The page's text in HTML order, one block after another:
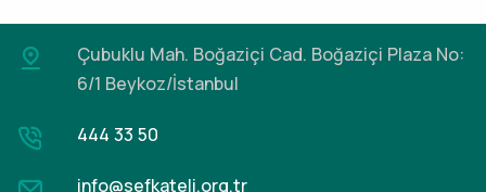
Çubuklu Mah. Boğaziçi Cad. Boğaziçi Plaza No:
6/1 Beykoz/İstanbul
444 33 50
info@sefkateli.org.tr